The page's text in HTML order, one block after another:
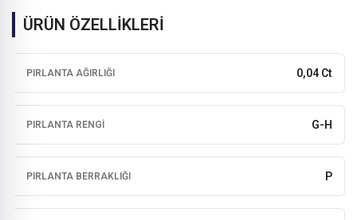
ÜRÜN ÖZELLİKLERİ
PIRLANTA AĞIRLIĞI 0,04 Ct
PIRLANTA RENGI G-H
PIRLANTA BERRAKLIĞI P